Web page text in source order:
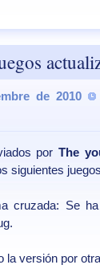
de 2010
porThe
siguientes
cruzada: Se
la versión por